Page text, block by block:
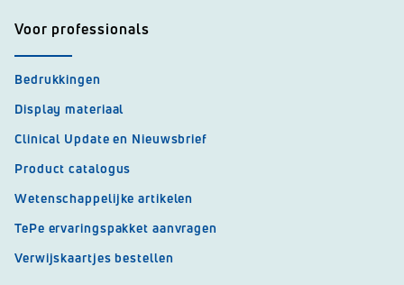
Voor professionals
Bedrukkingen
Display materiaal
Clinical Update en Nieuwsbrief
Product catalogus
Wetenschappelijke artikelen
TePe ervaringspakket aanvragen
Verwijskaartjes bestellen